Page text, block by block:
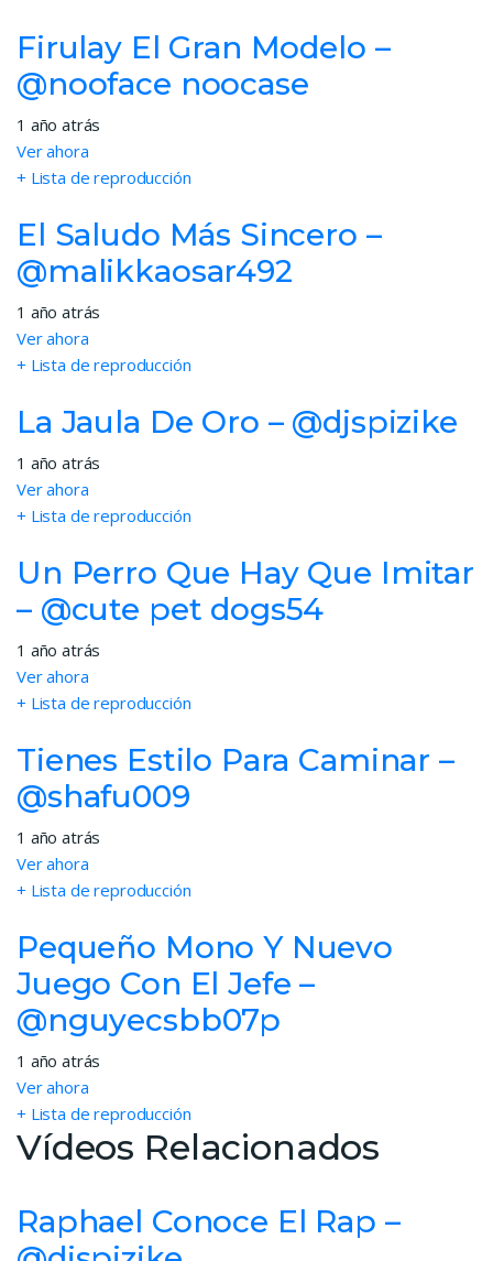
Firulay El Gran Modelo –
@nooface noocase
1 año atrás
Ver ahora
+ Lista de reproducción
El Saludo Más Sincero –
@malikkaosar492
1 año atrás
Ver ahora
+ Lista de reproducción
La Jaula De Oro – @djspizike
1 año atrás
Ver ahora
+ Lista de reproducción
Un Perro Que Hay Que Imitar
– @cute pet dogs54
1 año atrás
Ver ahora
+ Lista de reproducción
Tienes Estilo Para Caminar –
@shafu009
1 año atrás
Ver ahora
+ Lista de reproducción
Pequeño Mono Y Nuevo
Juego Con El Jefe –
@nguyecsbb07p
1 año atrás
Ver ahora
+ Lista de reproducción
Vídeos Relacionados
Raphael Conoce El Rap –